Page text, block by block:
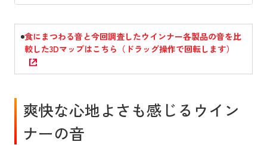
食にまつわる音と今回調査したウインナー各製品の音を比
較した3Dマップはこちら（ドラッグ操作で回転します）
爽快な心地よさも感じるウイン
ナーの音